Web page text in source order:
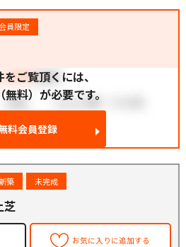
員限定
ご覧頂くには、
料）が必要です。
料会員登録
築 未完成
芝
お気に入りに追加する